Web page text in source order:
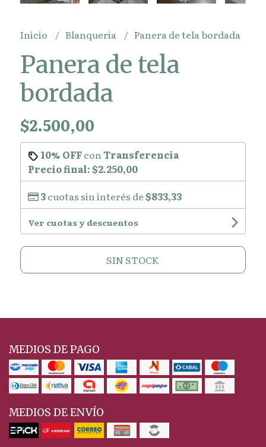
Inicio Blanqueria Panera de tela bordada
Panera de tela
bordada
$2.500,00
10% OFFconTransferencia
Precio final:$2.250,00
3cuotas sin interés de$833,33
Ver cuotas y descuentos
SIN STOCK
MEDIOS DE PAGO
MEDIOS DE ENVÍO